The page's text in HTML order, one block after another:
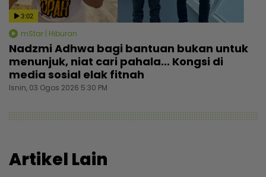
3:02
mStar | Hiburan
Nadzmi Adhwa bagi bantuan bukan untuk
menunjuk, niat cari pahala... Kongsi di
media sosial elak fitnah
Isnin, 03 Ogos 2026 5:30 PM
Artikel Lain